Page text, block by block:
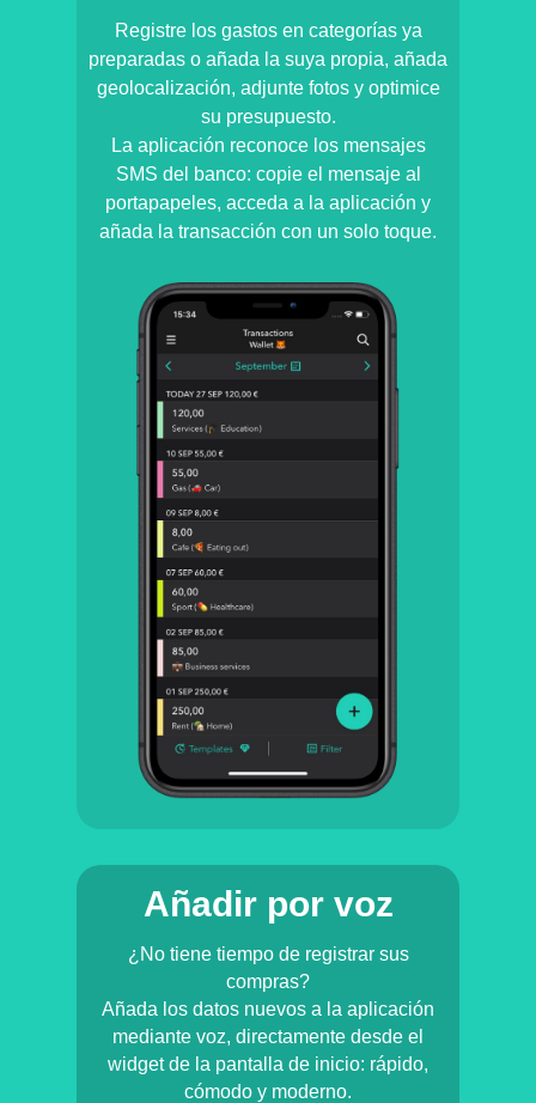
Registre los gastos en categorías ya
preparadas o añada la suya propia, añada
geolocalización, adjunte fotos y optimice
su presupuesto.
La aplicación reconoce los mensajes
SMS del banco: copie el mensaje al
portapapeles, acceda a la aplicación y
añada la transacción con un solo toque.
Añadir por voz
¿No tiene tiempo de registrar sus
compras?
Añada los datos nuevos a la aplicación
mediante voz, directamente desde el
widget de la pantalla de inicio: rápido,
cómodo y moderno.